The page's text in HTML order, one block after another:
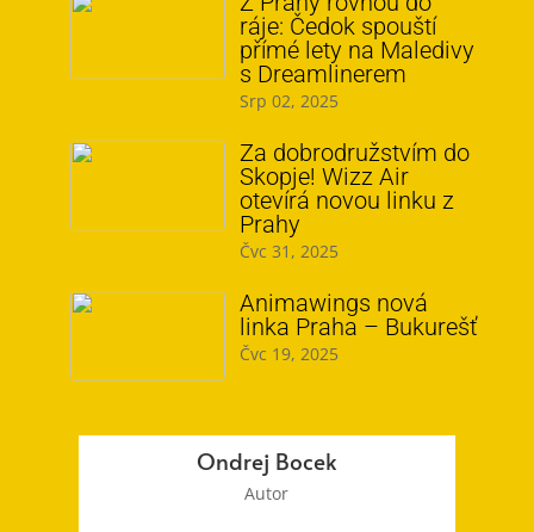
ráje: Čedok spouští
přímé lety na Maledivy
s Dreamlinerem
Srp 02, 2025
Za dobrodružstvím do
Skopje! Wizz Air
otevírá novou linku z
Prahy
Čvc 31, 2025
Animawings nová
linka Praha – Bukurešť
Čvc 19, 2025
Ondrej Bocek
Autor